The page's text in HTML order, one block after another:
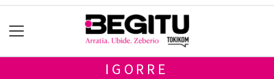
IGORRE